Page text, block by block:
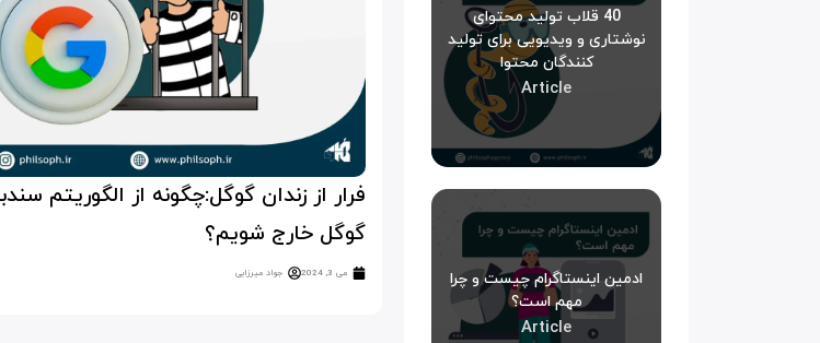
فرار از زندان گوگل:چگونه از الگوریتم
گوگل خارج شویم؟
می 3, 2024 جواد میرزایی
40 قلاب تولید محتوای
نوشتاری و ویدیویی برای تولید
کنندگان محتوا
Article
ادمین اینستاگرام چیست و چرا
مهم است؟
Article